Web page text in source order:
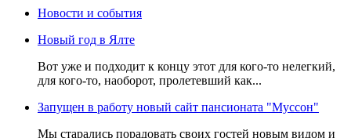
Новости и события
Новый год в Ялте
Вот уже и подходит к концу этот для кого-то нелегкий,
для кого-то, наоборот, пролетевший как...
Запущен в работу новый сайт пансионата "Муссон"
Мы старались порадовать своих гостей новым видом и